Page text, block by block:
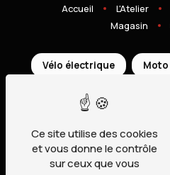
Accueil L'Atelier
Magasin
Vélo électrique Moto
Scooter
Vente quad
Ce site utilise des cookies
et vous donne le contrôle
sur ceux que vous